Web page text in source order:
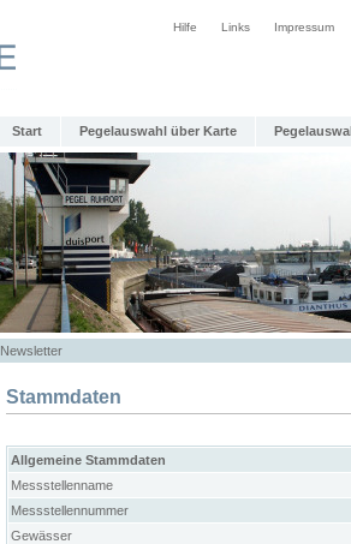
Hilfe Links Impressum
Start Pegelauswahl über Karte
Newsletter
Stammdaten
Allgemeine Stammdaten
Messstellenname
Messstellennummer
Gewässer